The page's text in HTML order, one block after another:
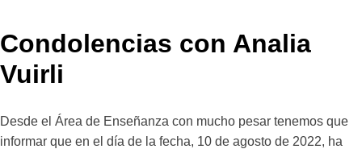
Condolencias con Analia
Vuirli
Desde el Área de Enseñanza con mucho pesar tenemos que
informar que en el día de la fecha, 10 de agosto de 2022, ha